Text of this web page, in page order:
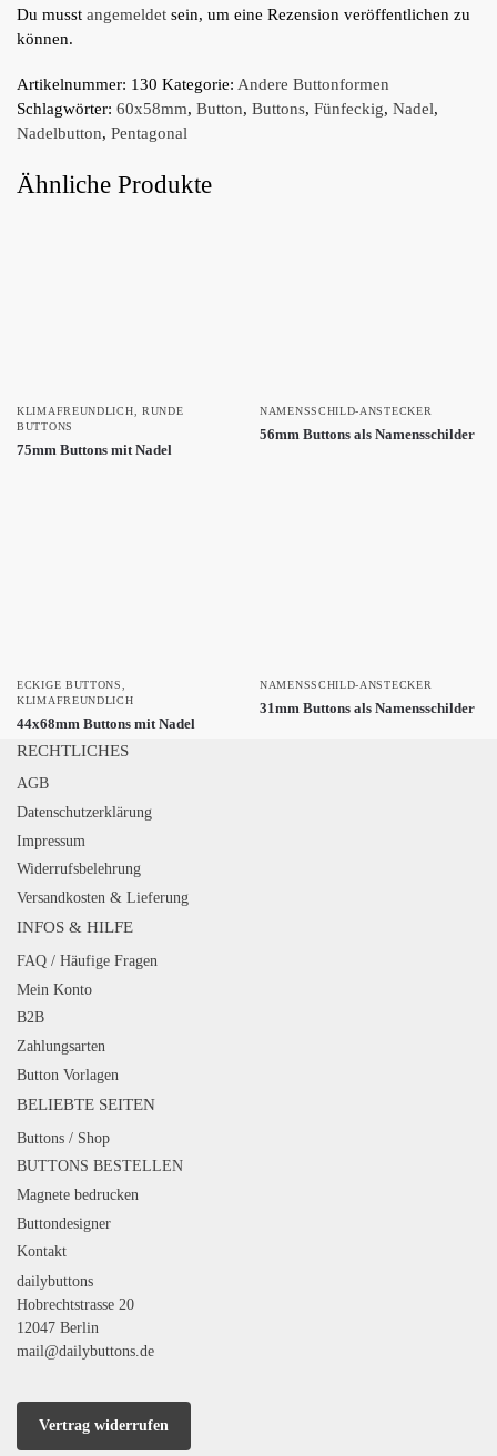
Du musst angemeldet sein, um eine Rezension veröffentlichen zu
können.
Artikelnummer: 130 Kategorie: Andere Buttonformen
Schlagwörter: 60x58mm, Button, Buttons, Fünfeckig, Nadel,
Nadelbutton, Pentagonal
Ähnliche Produkte
KLIMAFREUNDLICH
RUNDE
BUTTONS
75mm Buttons mit Nadel
NAMENSSCHILD-ANSTECKER
56mm Buttons als Namensschilder
ECKIGE BUTTONS
KLIMAFREUNDLICH
44x68mm Buttons mit Nadel
NAMENSSCHILD-ANSTECKER
31mm Buttons als Namensschilder
RECHTLICHES
AGB
Datenschutzerklärung
Impressum
Widerrufsbelehrung
Versandkosten & Lieferung
INFOS & HILFE
FAQ / Häufige Fragen
Mein Konto
B2B
Zahlungsarten
Button Vorlagen
BELIEBTE SEITEN
Buttons / Shop
BUTTONS BESTELLEN
Magnete bedrucken
Buttondesigner
Kontakt
dailybuttons
Hobrechtstrasse 20
12047 Berlin
mail@dailybuttons.de
Vertrag widerrufen